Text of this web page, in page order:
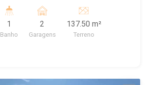
1
Banho
2
Garagens
137.50 m²
Terreno